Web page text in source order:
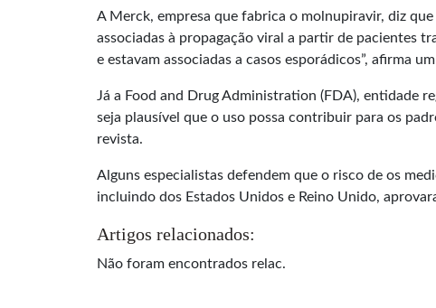
A Merck, empresa que fabrica o molnupiravir, diz
associadas à propagação viral a partir de pacientes
e estavam associadas a casos esporádicos”, afirma
Já a Food and Drug Administration (FDA), entidade
seja plausível que o uso possa contribuir para os
revista.
Alguns especialistas defendem que o risco de os
incluindo dos Estados Unidos e Reino Unido,
Artigos relacionados:
Não foram encontrados relac.